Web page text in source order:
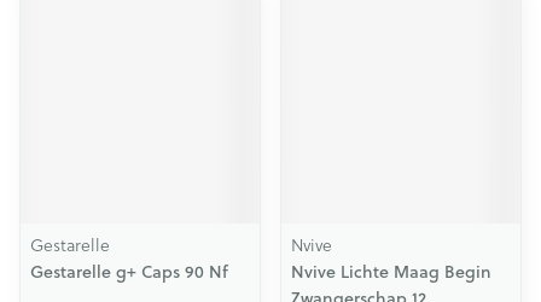
Gestarelle
Gestarelle g+ Caps 90 Nf
Nvive
Nvive Lichte Maag Begin